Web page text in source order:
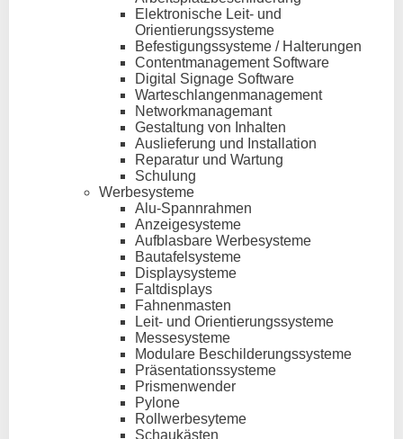
Elektronische Leit- und
Orientierungssysteme
Befestigungssysteme / Halterungen
Contentmanagement Software
Digital Signage Software
Warteschlangenmanagement
Networkmanagemant
Gestaltung von Inhalten
Auslieferung und Installation
Reparatur und Wartung
Schulung
Werbesysteme
Alu-Spannrahmen
Anzeigesysteme
Aufblasbare Werbesysteme
Bautafelsysteme
Displaysysteme
Faltdisplays
Fahnenmasten
Leit- und Orientierungssysteme
Messesysteme
Modulare Beschilderungssysteme
Präsentationssysteme
Prismenwender
Pylone
Rollwerbesyteme
Schaukästen